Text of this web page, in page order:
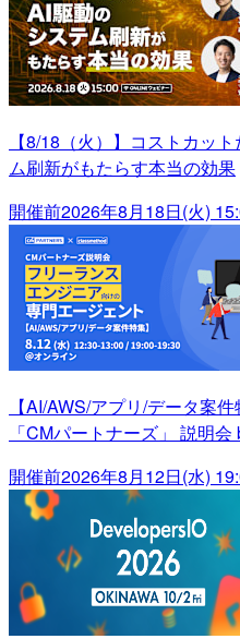
【8/18（火）】コストカッ
ム刷新がもたらす本当の効果
開催前2026年8月18日(火)
【AI/AWS/アプリ/データ案
「CMパートナーズ」 説明
開催前2026年8月12日(水)